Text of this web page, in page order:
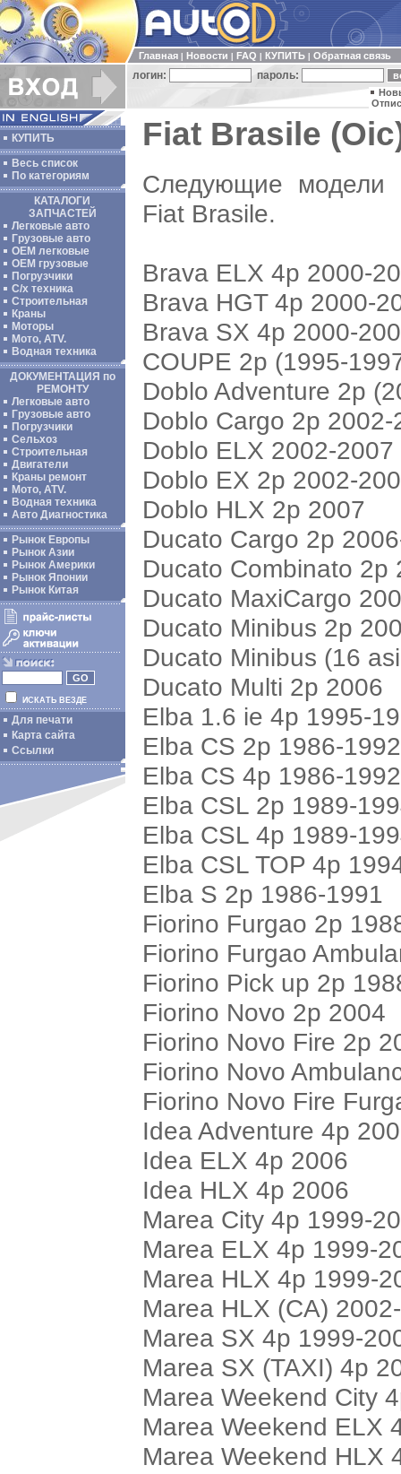
Главная Новости FAQ КУПИТЬ Обратная связь
логин: пароль:
КУПИТЬ
Весь список
По категориям
КАТАЛОГИ
ЗАПЧАСТЕЙ
Легковые авто
Грузовые авто
ОЕМ легковые
OEM грузовые
Погрузчики
С/х техника
Строительная
Краны
Моторы
Мото, ATV.
Водная техника
ДОКУМЕНТАЦИЯ по
РЕМОНТУ
Легковые авто
Грузовые авто
Погрузчики
Сельхоз
Строительная
Двигатели
Краны ремонт
Мото, ATV.
Водная техника
Авто Диагностика
Рынок Европы
Рынок Азии
Рынок Америки
Рынок Японии
Рынок Китая
ИСКАТЬ ВЕЗДЕ
Для печати
Карта сайта
Ссылки
Fiat Brasile
Следующие модели
Fiat Brasile.
Brava ELX 4p 2000-
Brava HGT 4p 2000-
Brava SX 4p 2000-
COUPE 2p (1995-
Doblo Adventure 2p
Doblo Cargo 2p 2002-
Doblo ELX 2002-2007
Doblo EX 2p 2002-
Doblo HLX 2p 2007
Ducato Cargo 2p
Ducato Combinato 2p
Ducato MaxiCargo
Ducato Minibus 2p
Ducato Minibus (16
Ducato Multi 2p 2006
Elba 1.6 ie 4p 1995-
Elba CS 2p 1986-1992
Elba CS 4p 1986-1992
Elba CSL 2p 1989-
Elba CSL 4p 1989-
Elba CSL TOP 4p
Elba S 2p 1986-1991
Fiorino Furgao 2p
Fiorino Furgao
Fiorino Pick up 2p
Fiorino Novo 2p 2004
Fiorino Novo Fire 2p
Fiorino Novo
Fiorino Novo Fire
Idea Adventure 4p
Idea ELX 4p 2006
Idea HLX 4p 2006
Marea City 4p 1999-
Marea ELX 4p 1999-
Marea HLX 4p 1999-
Marea HLX (CA)
Marea SX 4p 1999-
Marea SX (TAXI) 4p
Marea Weekend City
Marea Weekend ELX
Marea Weekend HLX